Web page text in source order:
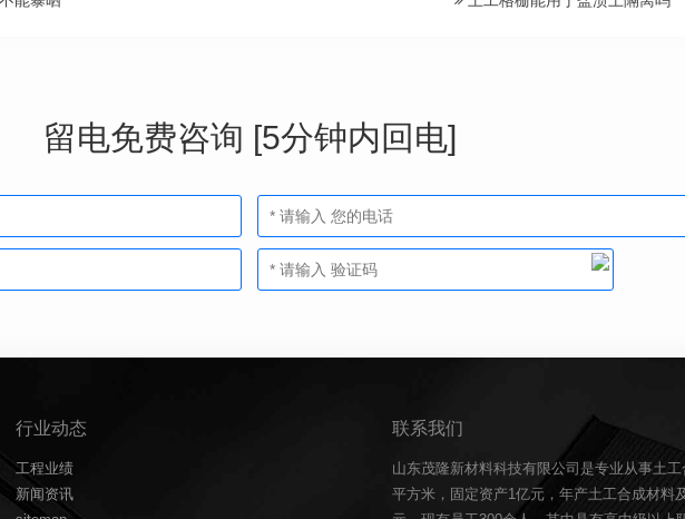
留电免费咨询 [5分钟内回电]
行业动态
工程业绩
新闻资讯
联系我们
山东茂隆新材料科技有限公司是专业从事土
平方米，固定资产1亿元，年产土工合成材料